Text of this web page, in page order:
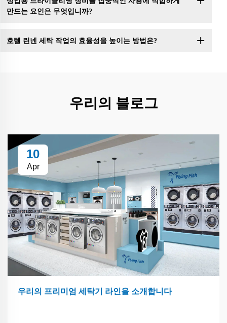
만드는 요인은 무엇입니까?
호텔 린넨 세탁 작업의 효율성을 높이는 방법은?
우리의 블로그
10
Apr
우리의 프리미엄 세탁기 라인을 소개합니다